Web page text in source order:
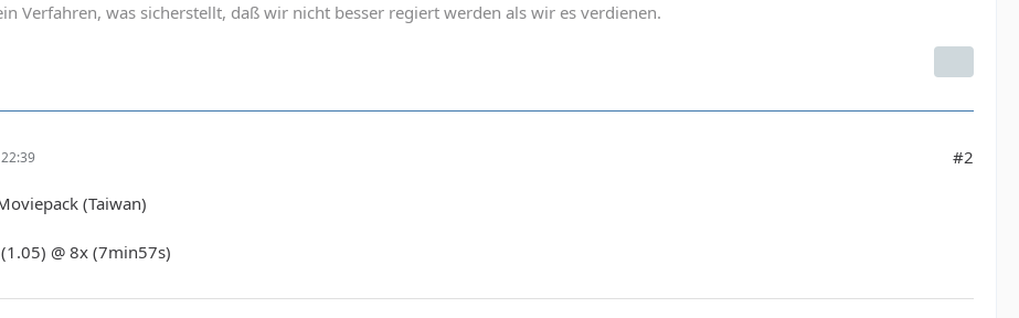
Verfahren, was sicherstellt, daß wir nicht besser regiert werden als wir es verdienen.
#2
(Taiwan)
@ 8x (7min57s)